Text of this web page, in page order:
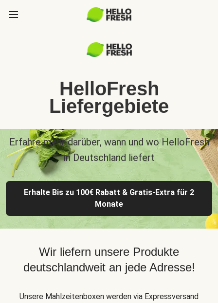
HelloFresh
Liefergebiete
Erfahre mehr darüber, wann und wo HelloFresh
in Deutschland liefert
Erhalte Bis zu 100€ Rabatt & Gratis-Extra für 2
Monate
Wir liefern unsere Produkte
deutschlandweit an jede Adresse!
Unsere Mahlzeitenboxen werden via Expressversand